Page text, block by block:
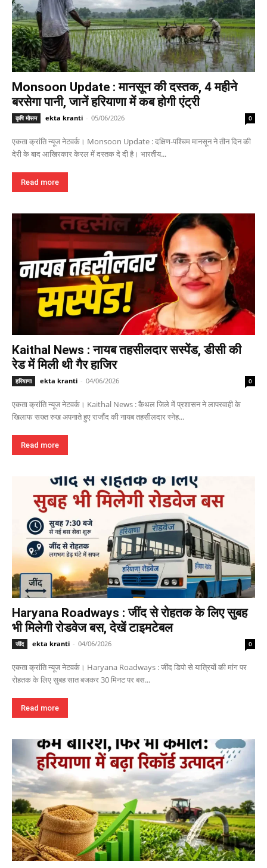
Monsoon Update : मानसून की दस्तक, 4 महीने
बरसेगा पानी, जानें हरियाणा में कब होगी एंट्री
कृषि मौसम ekta kranti - 05/06/2026 0
एकता क्रांति न्यूज नेटवर्क। Monsoon Update : दक्षिण-पश्चिम मानसून ने तीन दिन की
देरी के बाद आखिरकार केरल में दस्तक दे दी है। भारतीय...
Read more
Kaithal News : नायब तहसीलदार सस्पेंड, डीसी की
रेड में मिली थी गैर हाजिर
हरियाणा ekta kranti - 04/06/2026 0
एकता क्रांति न्यूज नेटवर्क। Kaithal News : कैथल जिले में प्रशासन ने लापरवाही के
खिलाफ सख्त रुख अपनाते हुए राजौंद की नायब तहसीलदार स्नेह...
Read more
Haryana Roadways : जींद से रोहतक के लिए सुबह
भी मिलेगी रोडवेज बस, देखें टाइमटेबल
जींद ekta kranti - 04/06/2026 0
एकता क्रांति न्यूज नेटवर्क। Haryana Roadways : जींद डिपो से यात्रियों की मांग पर
रोहतक के लिए सुबह सात बजकर 30 मिनट पर बस...
Read more